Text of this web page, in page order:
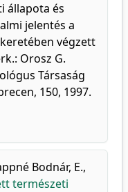
állapota és
jelentés a
végzett
Orosz G.
Társaság
150, 1997.
Bodnár, E.,
természeti